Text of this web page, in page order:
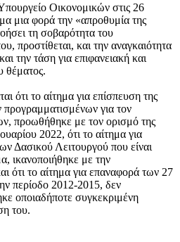
Οικονομικών στις 26
μια φορά την «απροθυμία της
τη σοβαρότητα του
προστίθεται, και την αναγκαιότητα
την τάση για επιφανειακή και
θέματος.
ότι το αίτημα για επίσπευση της
προγραμματισμένων για τον
προωθήθηκε με τον ορισμό της
2022, ότι το αίτημα για
Δασικού Λειτουργού που είναι
ικανοποιήθηκε με την
ότι το αίτημα για επαναφορά των 27
περίοδο 2012-2015, δεν
οποιαδήποτε συγκεκριμένη
του.